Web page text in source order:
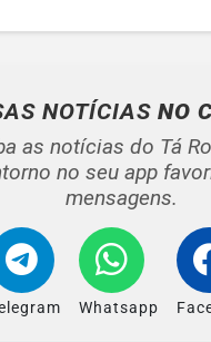
NOTÍCIAS NO
as notícias do Tá
no seu app
mensagens.
Whatsapp